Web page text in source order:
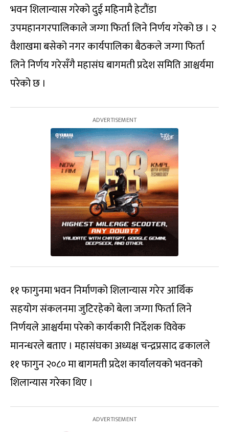
भवन शिलान्यास गरेको दुई महिनामै हेटौंडा
उपमहानगरपालिकाले जग्गा फिर्ता लिने निर्णय गरेको छ । २
वैशाखमा बसेको नगर कार्यपालिका बैठकले जग्गा फिर्ता
लिने निर्णय गरेसँगै महासंघ बागमती प्रदेश समिति आश्चर्यमा
परेको छ ।
११ फागुनमा भवन निर्माणको शिलान्यास गरेर आर्थिक
सहयोग संकलनमा जुटिरहेको बेला जग्गा फिर्ता लिने
निर्णयले आश्चर्यमा परेको कार्यकारी निर्देशक विवेक
मानन्धरले बताए । महासंघका अध्यक्ष चन्द्रप्रसाद ढकालले
११ फागुन २०८० मा बागमती प्रदेश कार्यालयको भवनको
शिलान्यास गरेका थिए ।